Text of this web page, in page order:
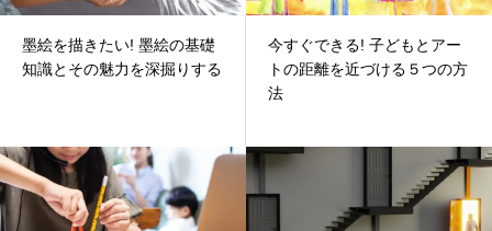
墨絵を描きたい! 墨絵の基礎
知識とその魅力を深掘りする
今すぐできる! 子どもとアー
トの距離を近づける５つの方
法